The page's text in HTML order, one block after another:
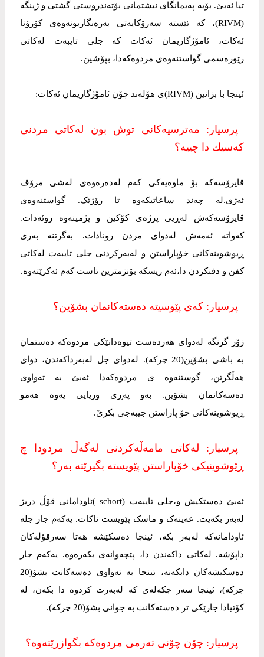
تیا ئەبێ. بۆیە پەیمانگای نیشتمانی بۆتەندروستی گشتی و ژینگە
(RIVM)، کە ئێستە سەرۆکایەتی بەرەنگاربونەوەی کۆرۆنا
ئەکات، ئامۆژگاریمان ئەکات کە جلی تایبەت لەکاتی
رێورەسمی گواستنەوەی مردوەکەدا، بپۆشین.
ئینجا با بزانین (RIVM)ی هۆلەند چۆن ئامۆژگاریمان ئەکات:
پرسیار: مەترسیەکانی توش بون لەکاتی مردنی
کەسیك دا چییە؟
ڤایرۆسەکە بۆ ماوەیەکی کەم لەدەرەوەی لەشی مرۆڤ
ئەژی.لە چەند ساعاتیکەوە تا رۆژێک. گواستنەوەی
ڤایرۆسەکەش لەڕیی پرژەی کۆکین و پژمینەوە روئەدات.
کەواتە ئەمەش لەدوای مردن رونادات. بەگرتنە بەری
ڕیوشوینەکانی خۆپاراستن و لەبەرکردنی جلی تایبەت لەکاتی
کفن و دفنکردن دا،ئەم ریسکە بۆنزمترین ئاست کەم ئەکرێتەوە.
پرسیار: کەی پێوسیتە دەستەکانمان بشۆین؟
زۆر گرنگە لەدوای هەردەست تیوەدانێکی مردوەکە دەستمان
بە باشی بشۆین(20 چرکە). لەدوای جل لەبەرداکەندن، دوای
هەڵگرتن، گوستنەوە ی مردوەکەدا ئەبێ بە تەواوی
دەسەکانمان بشۆین. بەو پەڕی وریایی یەوە هەمو
ڕیوشوینەکانی خۆ پاراستن جیبەجی بکرێ.
پرسیار: لەکاتی مامەڵەکردنی لەگەڵ مردودا چ
ڕێوشوینیکی خۆپاراستن پێویستە بگیرێتە بەر؟
ئەبێ دەستکیش و،جلی تایبەت (schort )ئاودامانی قۆڵ دریژ
لەبەر بکەیت. عەینەک و ماسک پێویست ناکات. یەکەم جار جلە
ئاودامانەکە لەبەر بکە، ئینجا دەسکێشە هەتا سەرقؤلەکان
داپۆشە. لەکاتی داکەندن دا، پێچەوانەی بکەرەوە. یەکەم جار
دەسکیشەکان دابکەنە، ئینجا بە تەواوی دەسەکانت بشۆ(20
چرکە)، ئینجا سەر جکەلەی کە لەبەرت کردوە دا بکەن، لە
کۆتیادا جارێکی تر دەستەکانت بە جوانی بشۆ(20 چرکە).
پرسیار: چۆن چۆنی تەرمی مردوەکە بگوازرێتەوە؟